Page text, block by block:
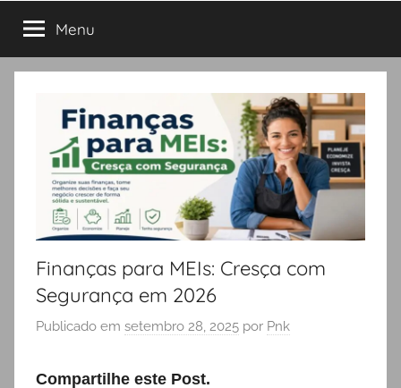
Menu
Finanças para MEIs: Cresça com
Segurança em 2026
Publicado em setembro 28, 2025 por Pnk
Compartilhe este Post.